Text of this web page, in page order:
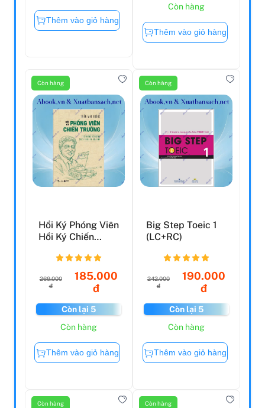
Thêm vào giỏ hàng
Còn hàng
Thêm vào giỏ hàng
Còn hàng
Hồi Ký Phóng Viên
Hồi Ký Chiến
Những...
269.000
đ
185.000
đ
Còn lại 5
Còn hàng
Thêm vào giỏ hàng
Còn hàng
Big Step Toeic 1
(LC+RC)
242.000
đ
190.000
đ
Còn lại 5
Còn hàng
Thêm vào giỏ hàng
Còn hàng Còn hàng